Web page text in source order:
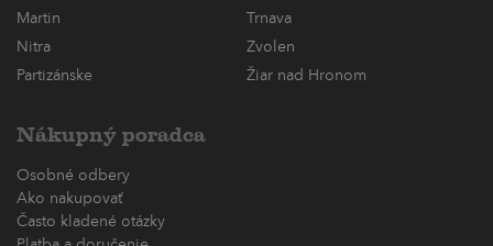
Martin
Trnava
Nitra
Zvolen
Partizánske
Žiar nad Hronom
Nákupný poradca
Osobné odbery
Ako nakupovať
Často kladené otázky